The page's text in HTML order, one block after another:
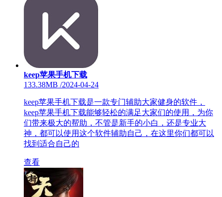
keep苹果手机下载
133.38MB /2024-04-24
keep苹果手机下载是一款专门辅助大家健身的软件，
keep苹果手机下载能够轻松的满足大家们的使用，为你
们带来极大的帮助，不管是新手的小白，还是专业大
神，都可以使用这个软件辅助自己，在这里你们都可以
找到适合自己的
查看